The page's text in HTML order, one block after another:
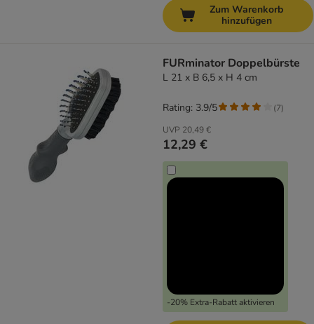
Zum Warenkorb
hinzufügen
FURminator Doppelbürste
L 21 x B 6,5 x H 4 cm
UVP 20,49 €
12,29 €
-20% Extra-Rabatt aktivieren
Rating: 3.9/5 (7)